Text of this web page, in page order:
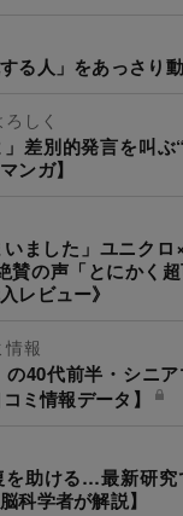
る人」をあっさり
しく
」差別的発言を叫
ンガ】
いました」ユニク
賛の声「とにかく
レビュー》
情報
40代前半・シニ
ミ情報データ】
を助ける…最新研
科学者が解説】